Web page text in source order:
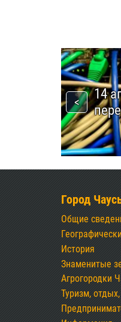
14
Город
Общие
История
Знаменитые
Агрогородки
Туризм,